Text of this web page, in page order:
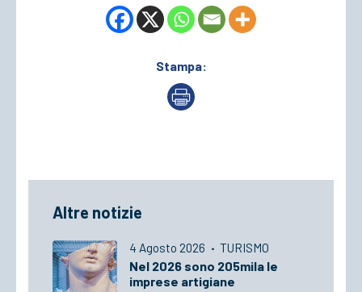
Stampa:
Altre notizie
4 Agosto 2026 · TURISMO
Nel 2026 sono 205mila le
imprese artigiane